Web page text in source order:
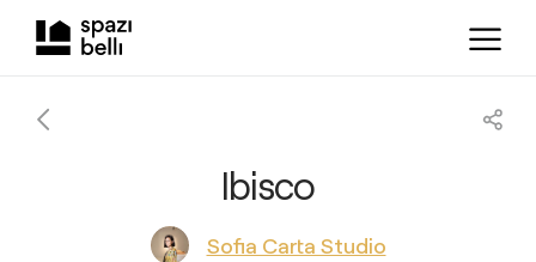
Ibisco
Sofia Carta Studio